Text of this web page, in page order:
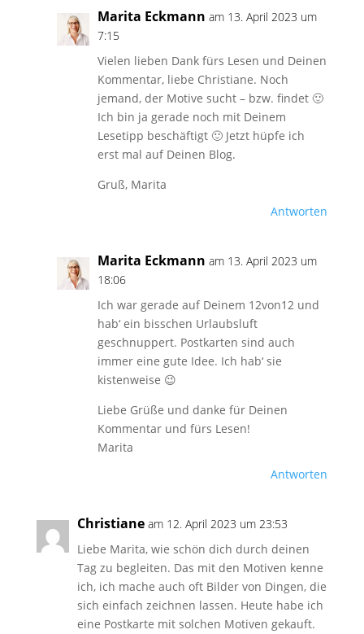
Marita Eckmann am 13. April 2023 um
7:15
Vielen lieben Dank fürs Lesen und Deinen
Kommentar, liebe Christiane. Noch
jemand, der Motive sucht – bzw. findet 🙂
Ich bin ja gerade noch mit Deinem
Lesetipp beschäftigt 🙂 Jetzt hüpfe ich
erst mal auf Deinen Blog.
Gruß, Marita
Antworten
Marita Eckmann am 13. April 2023 um
18:06
Ich war gerade auf Deinem 12von12 und
hab‘ ein bisschen Urlaubsluft
geschnuppert. Postkarten sind auch
immer eine gute Idee. Ich hab‘ sie
kistenweise 😉
Liebe Grüße und danke für Deinen
Kommentar und fürs Lesen!
Marita
Antworten
Christiane am 12. April 2023 um 23:53
Liebe Marita, wie schön dich durch deinen
Tag zu begleiten. Das mit den Motiven kenne
ich, ich mache auch oft Bilder von Dingen, die
sich einfach zeichnen lassen. Heute habe ich
eine Postkarte mit solchen Motiven gekauft.